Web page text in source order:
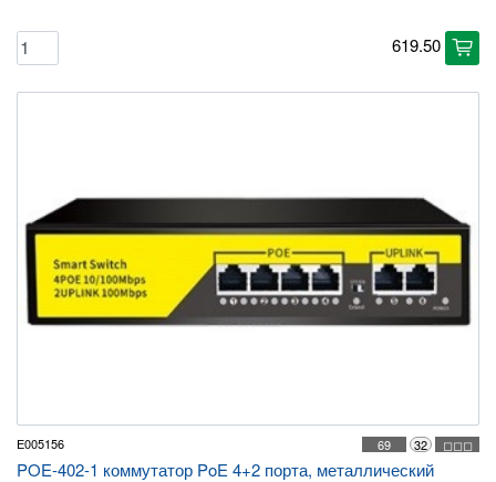
619.50 cart
E005156 ◻◻◻
32
69
POE-402-1 коммутатор PoE 4+2 порта, металлический